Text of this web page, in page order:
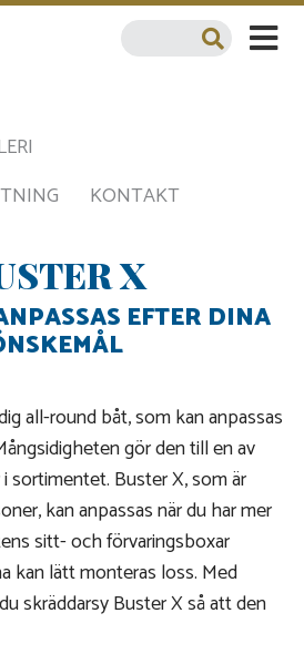
KONTAKT
X
EFTER DINA
all-round båt, som kan anpassas
gör den till en av
sortimentet. Buster X, som är
kan anpassas när du har mer
sitt- och förvaringsboxar
kan lätt monteras loss. Med
skräddarsy Buster X så att den